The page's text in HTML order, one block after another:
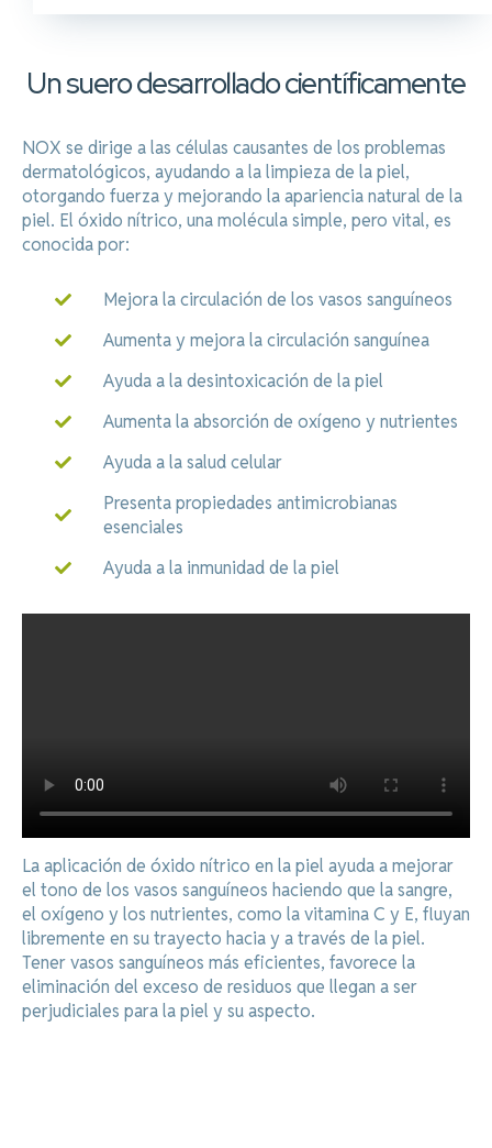
Un suero desarrollado científicamente
NOX se dirige a las células causantes de los problemas
dermatológicos, ayudando a la limpieza de la piel,
otorgando fuerza y mejorando la apariencia natural de la
piel. El óxido nítrico, una molécula simple, pero vital, es
conocida por:
Mejora la circulación de los vasos sanguíneos
Aumenta y mejora la circulación sanguínea
Ayuda a la desintoxicación de la piel
Aumenta la absorción de oxígeno y nutrientes
Ayuda a la salud celular
Presenta propiedades antimicrobianas
esenciales
Ayuda a la inmunidad de la piel
La aplicación de óxido nítrico en la piel ayuda a mejorar
el tono de los vasos sanguíneos haciendo que la sangre,
el oxígeno y los nutrientes, como la vitamina C y E, fluyan
libremente en su trayecto hacia y a través de la piel.
Tener vasos sanguíneos más eficientes, favorece la
eliminación del exceso de residuos que llegan a ser
perjudiciales para la piel y su aspecto.